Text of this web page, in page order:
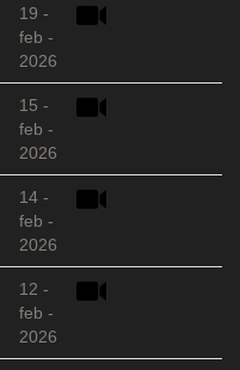
19 -
feb -
2026
15 -
feb -
2026
14 -
feb -
2026
12 -
feb -
2026